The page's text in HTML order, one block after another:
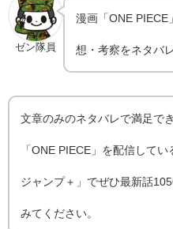
ゼン隊員
漫画「ONE
想・考察をネタバ
文章のみのネタバレで満足で
「ONE PIECE」を配信して
ジャンプ＋」でぜひ最新話
みてください。